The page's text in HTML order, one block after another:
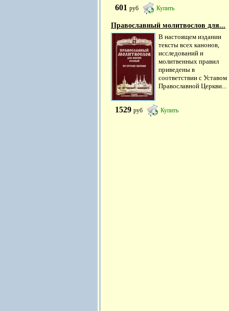
601 руб Купить
Православный молитвослов для...
В настоящем издании
тексты всех канонов,
исследований и
молитвенных правил
приведены в
соответствии с Уставом
Православной Церкви...
1529 руб Купить